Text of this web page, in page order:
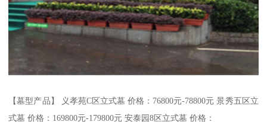
【墓型产品】 义孝苑C区立式墓 价格：76800元-78800元 景秀五区立
式墓 价格：169800元-179800元 安泰园8区立式墓 价格：